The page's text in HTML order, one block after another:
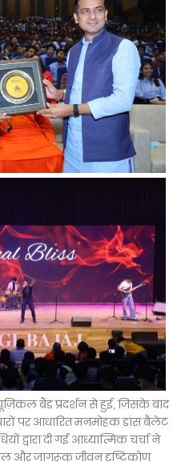
बैंड प्रदर्शन से हुई, जिसके बाद
पर आधारित मनमोहक डांस बैलेट
द्वारा दी गई आध्यात्मिक चर्चा ने
और जागरूक जीवन दृष्टिकोण